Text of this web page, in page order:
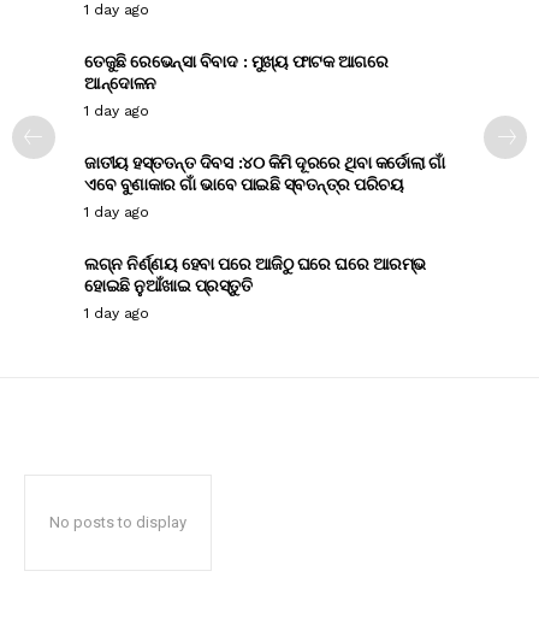
1 day ago
ତେଜୁଛି ରେଭେନ୍ସା ବିବାଦ : ମୁଖ୍ୟ ଫାଟକ ଆଗରେ
ଆନ୍ଦୋଳନ
1 day ago
ଜାତୀୟ ହସ୍ତତନ୍ତ ଦିବସ :୪୦ କିମି ଦୂରରେ ଥିବା କର୍ଡୋଲା ଗାଁ
ଏବେ ବୁଣାକାର ଗାଁ ଭାବେ ପାଇଛି ସ୍ବତନ୍ତ୍ର ପରିଚୟ
1 day ago
ଲଗ୍ନ ନିର୍ଣ୍ଣୟ ହେବା ପରେ ଆଜିଠୁ ଘରେ ଘରେ ଆରମ୍ଭ
ହୋଇଛି ନୁଆଁଖାଇ ପ୍ରସ୍ତୁତି
1 day ago
No posts to display